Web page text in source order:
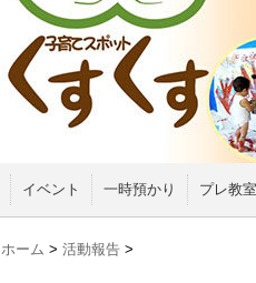
イベント 一時預かり プレ教
ホーム > 活動報告 >